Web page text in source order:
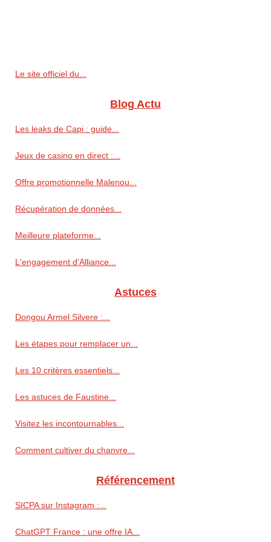
Le site officiel du...
Blog Actu
Les leaks de Capi : guide...
Jeux de casino en direct :...
Offre promotionnelle Malenou...
Récupération de données...
Meilleure plateforme...
L'engagement d'Alliance...
Astuces
Dongou Armel Silvere :...
Les étapes pour remplacer un...
Les 10 critères essentiels...
Les astuces de Faustine...
Visitez les incontournables...
Comment cultiver du chanvre...
Référencement
SICPA sur Instagram :...
ChatGPT France : une offre IA...